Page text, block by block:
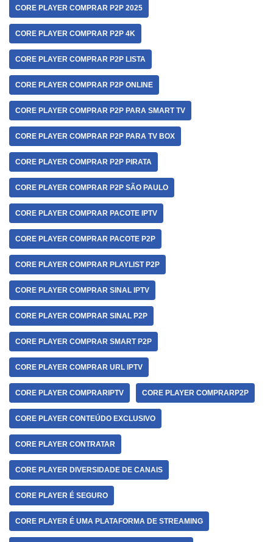
CORE PLAYER COMPRAR P2P 2025
CORE PLAYER COMPRAR P2P 4K
CORE PLAYER COMPRAR P2P LISTA
CORE PLAYER COMPRAR P2P ONLINE
CORE PLAYER COMPRAR P2P PARA SMART TV
CORE PLAYER COMPRAR P2P PARA TV BOX
CORE PLAYER COMPRAR P2P PIRATA
CORE PLAYER COMPRAR P2P SÃO PAULO
CORE PLAYER COMPRAR PACOTE IPTV
CORE PLAYER COMPRAR PACOTE P2P
CORE PLAYER COMPRAR PLAYLIST P2P
CORE PLAYER COMPRAR SINAL IPTV
CORE PLAYER COMPRAR SINAL P2P
CORE PLAYER COMPRAR SMART P2P
CORE PLAYER COMPRAR URL IPTV
CORE PLAYER COMPRARIPTV CORE PLAYER COMPRARP2P
CORE PLAYER CONTEÚDO EXCLUSIVO
CORE PLAYER CONTRATAR
CORE PLAYER DIVERSIDADE DE CANAIS
CORE PLAYER É SEGURO
CORE PLAYER É UMA PLATAFORMA DE STREAMING